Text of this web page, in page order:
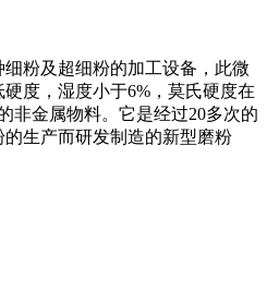
粉及超细粉的加工设备，此微
度，湿度小于6%，莫氏硬度在
非金属物料。它是经过20多次的
生产而研发制造的新型磨粉